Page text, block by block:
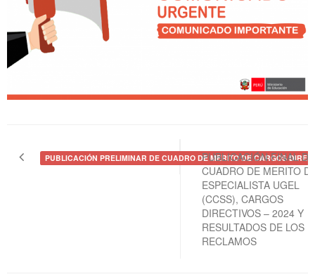
de PUBLICACIÓN PRELIMINAR DE CUADRO DE MERITO DE CARGOS
PUBLICACIÓN FINAL DE
CUADRO DE MERITO
ESPECIALISTA UGEL
(CCSS), CARGOS
DIRECTIVOS – 2024 Y
RESULTADOS DE LOS
RECLAMOS